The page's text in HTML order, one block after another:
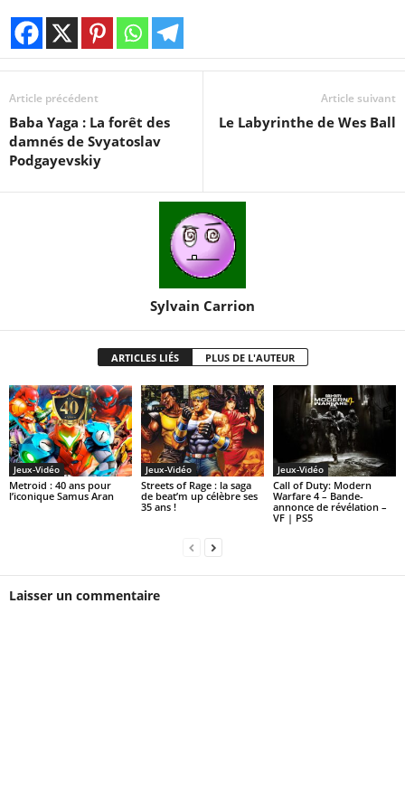
Article précédent
Baba Yaga : La forêt des
damnés de Svyatoslav
Podgayevskiy
Article suivant
Le Labyrinthe de Wes Ball
Sylvain Carrion
ARTICLES LIÉS PLUS DE L'AUTEUR
Jeux-Vidéo
Metroid : 40 ans pour
l’iconique Samus Aran
Jeux-Vidéo
Streets of Rage : la saga
de beat’m up célèbre ses
35 ans !
Jeux-Vidéo
Call of Duty: Modern
Warfare 4 – Bande-
annonce de révélation –
VF | PS5
Laisser un commentaire